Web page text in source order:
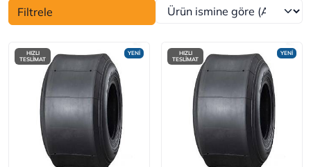
Filtrele
YENİ
HIZLI
TESLİMAT
YENİ
HIZLI
TESLİMAT